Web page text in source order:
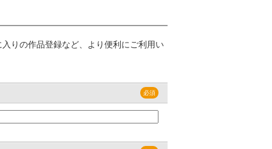
りの作品登録など、より便利にご利用い